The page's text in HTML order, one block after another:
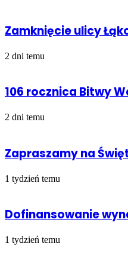
Zamknięcie ulicy
2 dni temu
106 rocznica Bitwy
2 dni temu
Zapraszamy na
1 tydzień temu
Dofinansowanie
1 tydzień temu